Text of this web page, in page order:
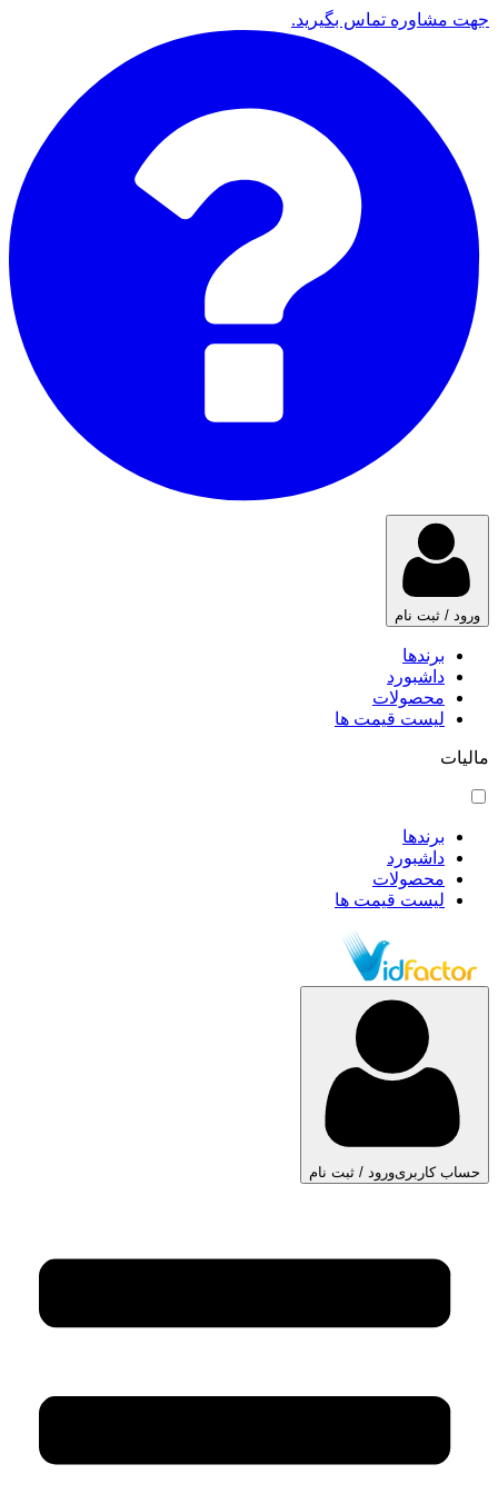
جهت مشاوره تماس بگیرید.
ورود / ثبت نام
برندها
داشبورد
محصولات
لیست قیمت ها
مالیات
برندها
داشبورد
محصولات
لیست قیمت ها
حساب کاربریورود / ثبت نام